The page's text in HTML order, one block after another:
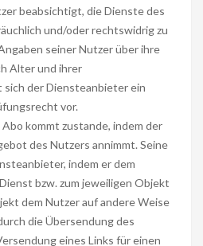
beabsichtigt, die Dienste des
und/oder rechtswidrig zu
seiner Nutzer über ihre
Alter und ihrer
der Diensteanbieter ein
vor.
kommt zustande, indem der
des Nutzers annimmt. Seine
indem er dem
bzw. zum jeweiligen Objekt
dem Nutzer auf andere Weise
die Übersendung des
eines Links für einen